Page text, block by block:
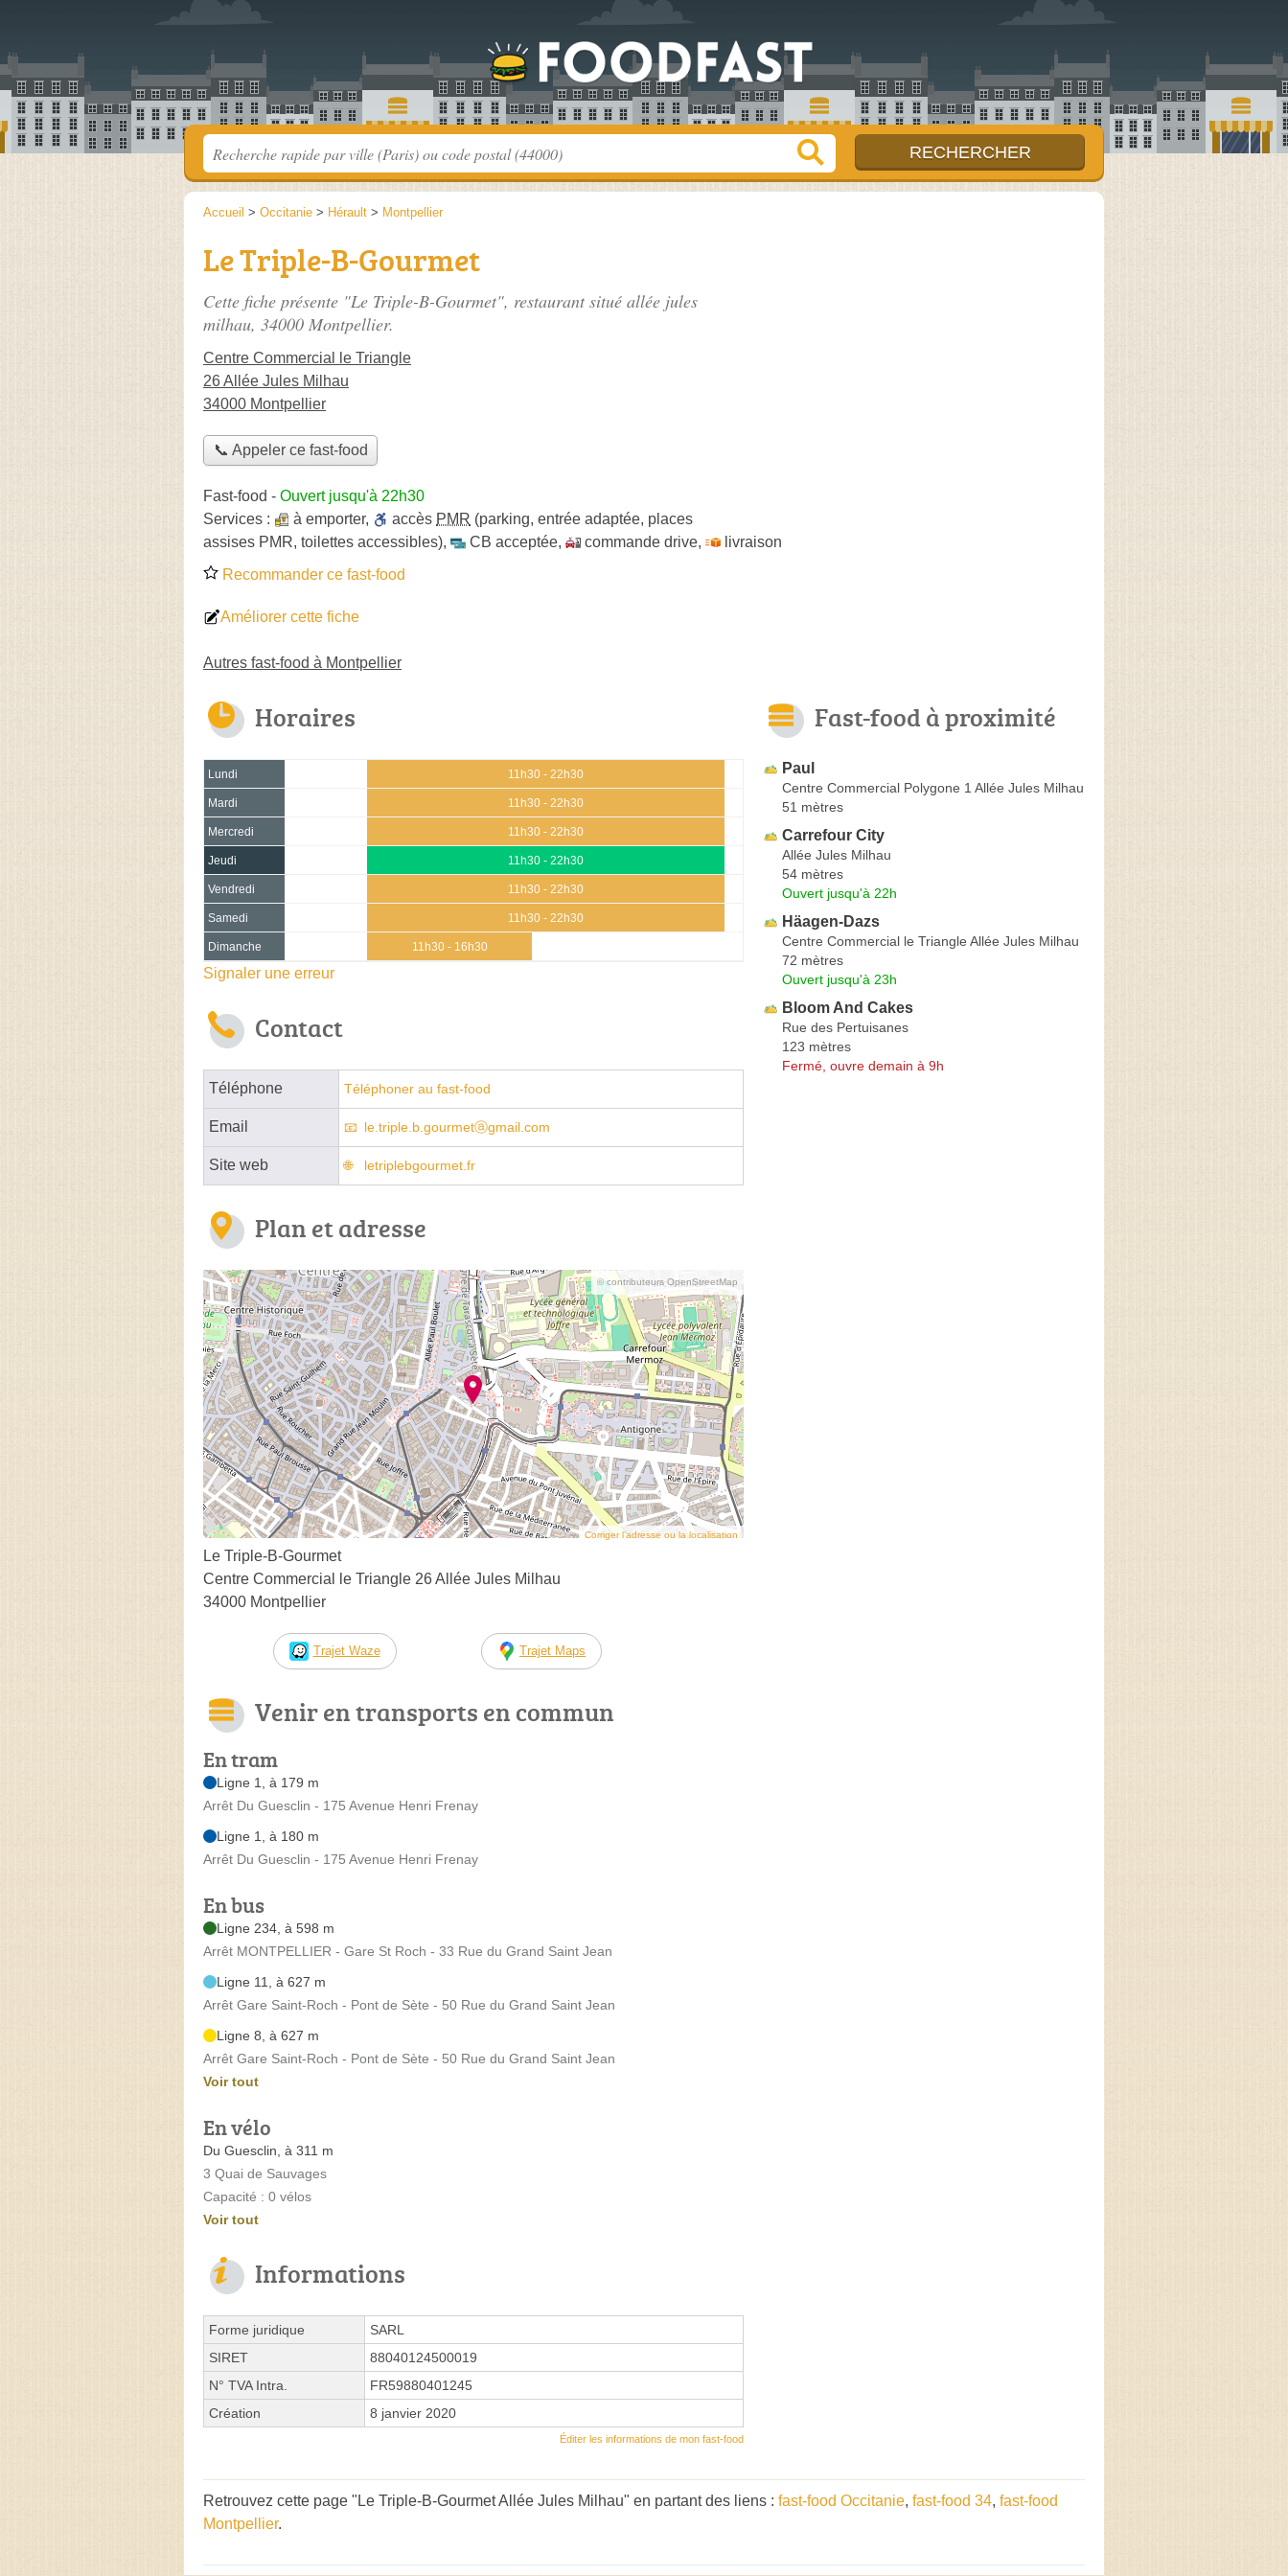
Accueil > Occitanie > Hérault > Montpellier
Le Triple-B-Gourmet
Cette fiche présente "Le Triple-B-Gourmet", restaurant situé allée jules
milhau, 34000 Montpellier.
Centre Commercial le Triangle
26 Allée Jules Milhau
34000 Montpellier
📞 Appeler ce fast-food
Fast-food - Ouvert jusqu'à 22h30
Services :
à emporter, accès PMR (parking, entrée adaptée, places
assises PMR, toilettes accessibles), CB acceptée, commande drive,
livraison
Recommander ce fast-food
Améliorer cette fiche
Autres fast-food à Montpellier
Horaires
Lundi 11h30 - 22h30
Mardi 11h30 - 22h30
Mercredi 11h30 - 22h30
Jeudi 11h30 - 22h30
Vendredi 11h30 - 22h30
Samedi 11h30 - 22h30
Dimanche 11h30 - 16h30
Signaler une erreur
Contact
Téléphone Téléphoner au fast-food
Email le.triple.b.gourmetⓐgmail.com
Site web letriplebgourmet.fr
Plan et adresse
© contributeurs OpenStreetMap
Corriger l’adresse ou la localisation
Le Triple-B-Gourmet
Centre Commercial le Triangle 26 Allée Jules Milhau
34000 Montpellier
Trajet Waze Trajet Maps
Venir en transports en commun
En tram
Ligne 1, à 179 m
Arrêt Du Guesclin - 175 Avenue Henri Frenay
Ligne 1, à 180 m
Arrêt Du Guesclin - 175 Avenue Henri Frenay
En bus
Ligne 234, à 598 m
Arrêt MONTPELLIER - Gare St Roch - 33 Rue du Grand Saint Jean
Ligne 11, à 627 m
Arrêt Gare Saint-Roch - Pont de Sète - 50 Rue du Grand Saint Jean
Ligne 8, à 627 m
Arrêt Gare Saint-Roch - Pont de Sète - 50 Rue du Grand Saint Jean
Voir tout
En vélo
Du Guesclin, à 311 m
3 Quai de Sauvages
Capacité : 0 vélos
Voir tout
Informations
Forme juridique
SARL
SIRET
88040124500019
N° TVA Intra.
FR59880401245
Création
8 janvier 2020
Éditer les informations de mon fast-food
Fast-food à proximité
Paul
Centre Commercial Polygone 1 Allée Jules Milhau
51 mètres
Carrefour City
Allée Jules Milhau
54 mètres
Ouvert jusqu'à 22h
Häagen-Dazs
Centre Commercial le Triangle Allée Jules Milhau
72 mètres
Ouvert jusqu'à 23h
Bloom And Cakes
Rue des Pertuisanes
123 mètres
Fermé, ouvre demain à 9h
Retrouvez cette page "Le Triple-B-Gourmet Allée Jules Milhau" en partant des liens : fast-food Occitanie, fast-food 34, fast-food
Montpellier.